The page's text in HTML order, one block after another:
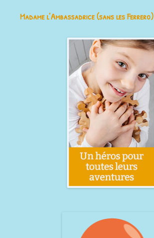
Madame l’Ambassadrice (sans les Ferrero)